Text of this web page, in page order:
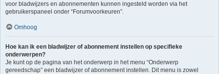
voor bladwijzers en abonnementen kunnen ingesteld worden via het
gebruikerspaneel onder “Forumvoorkeuren”.
Omhoog
Hoe kan ik een bladwijzer of abonnement instellen op specifieke
onderwerpen?
Je kunt op de pagina van het onderwerp in het menu “Onderwerp
gereedschap” een bladwijzer of abonnement instellen. Dit menu is zowel